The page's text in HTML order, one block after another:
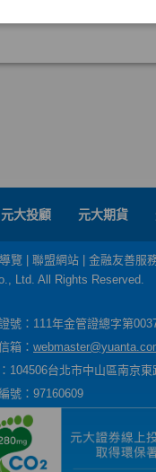
元大投顧 元大期貨
覽 聯盟網站
金融友善服
Ltd. All Rights Reserved.
號：111年金管證總字第
箱：
104506台北市中山區南京
號：97160609